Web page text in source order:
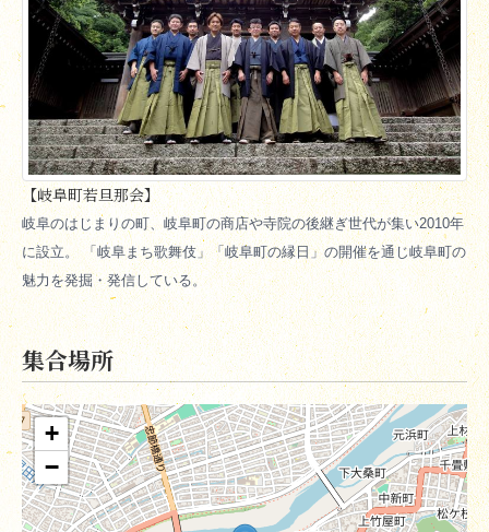
【岐阜町若旦那会】
岐阜のはじまりの町、岐阜町の商店や寺院の後継ぎ世代が集い2010年
に設立。 「岐阜まち歌舞伎」「岐阜町の縁日」の開催を通じ岐阜町の
魅力を発掘・発信している。
集合場所
+
−